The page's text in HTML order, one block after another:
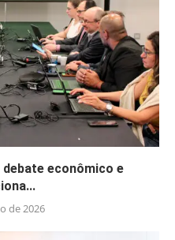
econômico e
de 2026